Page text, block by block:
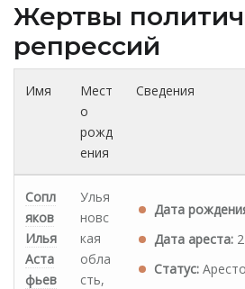
Жертвы
репрессий
Имя
Мест
о
рожд
ения
Сведения
Сопл
яков
Илья
Аста
фьев
Улья
новс
кая
обла
сть,
Дата
Дата ареста:
Статус: